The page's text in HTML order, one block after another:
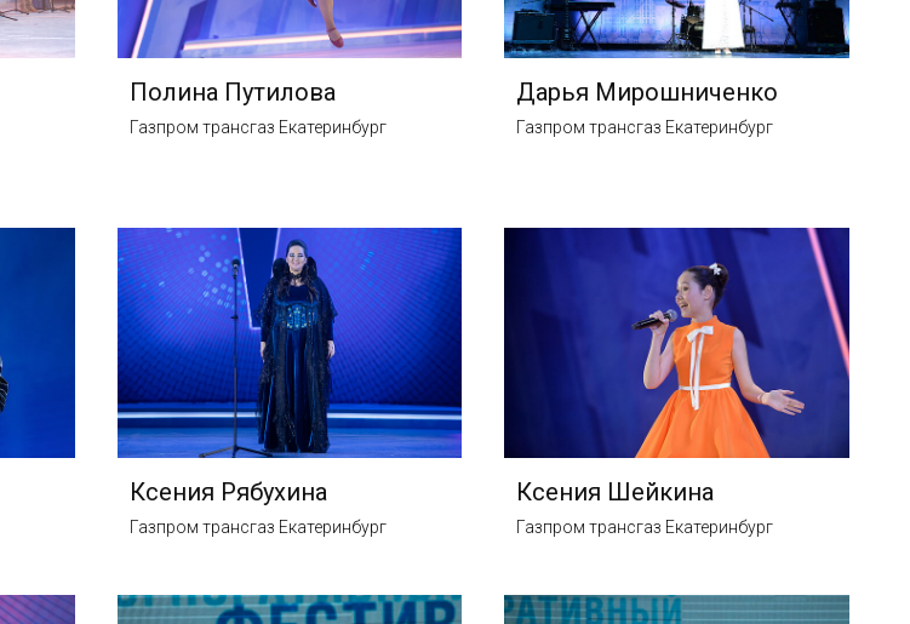
Полина Путилова
Газпром трансгаз Екатеринбург
Дарья Мирошниченко
Газпром трансгаз Екатеринбург
Ксения Рябухина
Газпром трансгаз Екатеринбург
Ксения Шейкина
Газпром трансгаз Екатеринбург